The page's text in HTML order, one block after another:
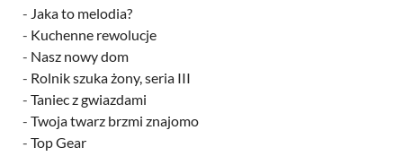
- Jaka to melodia?
- Kuchenne rewolucje
- Nasz nowy dom
- Rolnik szuka żony, seria III
- Taniec z gwiazdami
- Twoja twarz brzmi znajomo
- Top Gear